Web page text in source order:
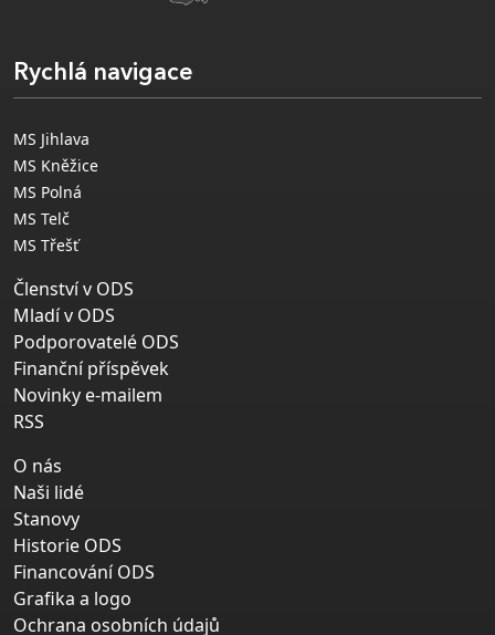
Rychlá navigace
MS Jihlava
MS Kněžice
MS Polná
MS Telč
MS Třešť
Členství v ODS
Mladí v ODS
Podporovatelé ODS
Finanční příspěvek
Novinky e-mailem
RSS
O nás
Naši lidé
Stanovy
Historie ODS
Financování ODS
Grafika a logo
Ochrana osobních údajů